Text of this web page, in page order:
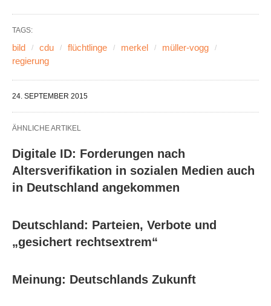
TAGS:
bild cdu flüchtlinge merkel
müller-vogg
regierung
24. SEPTEMBER 2015
ÄHNLICHE ARTIKEL
Digitale ID: Forderungen nach
Altersverifikation in sozialen Medien auch
in Deutschland angekommen
Deutschland: Parteien, Verbote und
„gesichert rechtsextrem“
Meinung: Deutschlands Zukunft